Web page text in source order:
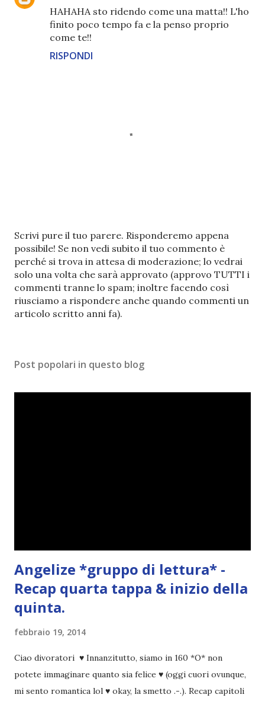
HAHAHA sto ridendo come una matta!! L'ho
finito poco tempo fa e la penso proprio
come te!!
RISPONDI
P
o
s
t
a
u
n
m
n
Scrivi pure il tuo parere. Risponderemo appena
possibile! Se non vedi subito il tuo commento è
perché si trova in attesa di moderazione; lo vedrai
solo una volta che sarà approvato (approvo TUTTI i
commenti tranne lo spam; inoltre facendo così
riusciamo a rispondere anche quando commenti un
articolo scritto anni fa).
Post popolari in questo blog
Angelize *gruppo di lettura* -
Recap quarta tappa & inizio della
quinta.
febbraio 19, 2014
Ciao divoratori ♥ Innanzitutto, siamo in 160 *O* non
potete immaginare quanto sia felice ♥ (oggi cuori ovunque,
mi sento romantica lol ♥ okay, la smetto .-.). Recap capitoli